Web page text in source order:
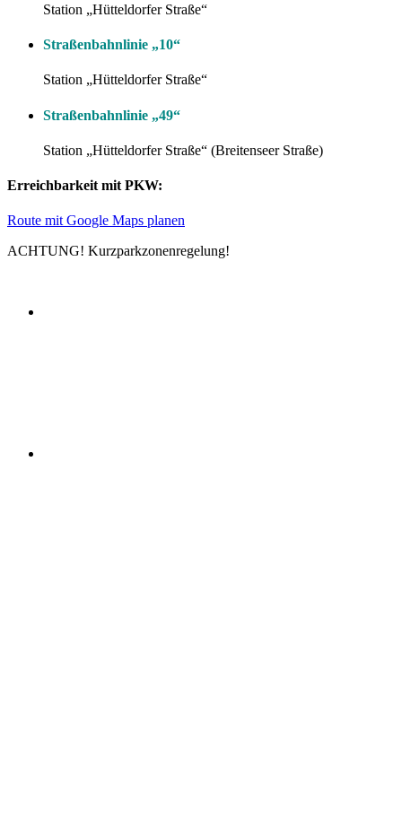
Station „Hütteldorfer Straße“
Straßenbahnlinie „10“
Station „Hütteldorfer Straße“
Straßenbahnlinie „49“
Station „Hütteldorfer Straße“ (Breitenseer Straße)
Erreichbarkeit mit PKW:
Route mit Google Maps planen
ACHTUNG! Kurzparkzonenregelung!